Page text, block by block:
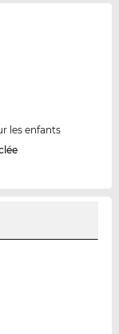
les enfants